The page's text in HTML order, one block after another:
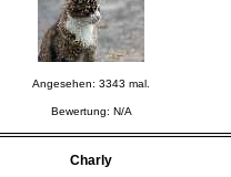
Angesehen: 3343 mal.
Bewertung: N/A
Charly